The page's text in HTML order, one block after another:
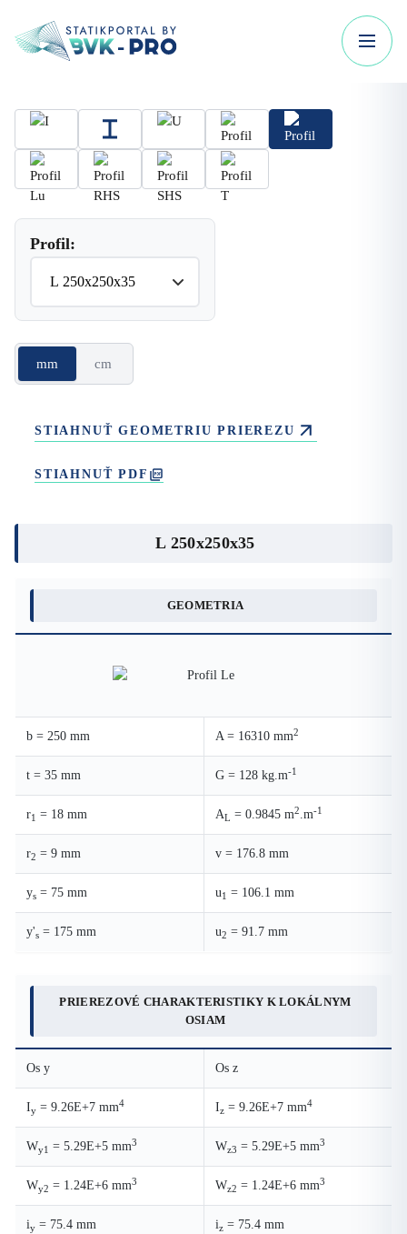
Profil:
mm cm
STIAHNUŤ GEOMETRIU PRIEREZU
STIAHNUŤ PDF
L 250x250x35
GEOMETRIA
b = 250 mm A = 16310 mm2
t = 35 mm G = 128 kg.m-1
r1 = 18 mm AL = 0.9845 m2.m-1
r2 = 9 mm v = 176.8 mm
ys = 75 mm u1 = 106.1 mm
y's = 175 mm u2 = 91.7 mm
PRIEREZOVÉ CHARAKTERISTIKY K LOKÁLNYM
OSIAM
Os y Os z
Iy = 9.26E+7 mm4 Iz = 9.26E+7 mm4
Wy1 = 5.29E+5 mm3 Wz3 = 5.29E+5 mm3
Wy2 = 1.24E+6 mm3 Wz2 = 1.24E+6 mm3
iy = 75.4 mm iz = 75.4 mm